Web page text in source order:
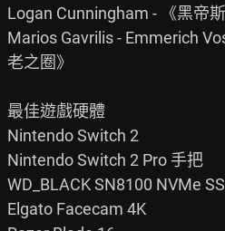
Logan Cunningham - 《黑帝斯
Marios Gavrilis - Emmerich
老之圈》
最佳遊戲硬體
Nintendo Switch 2
Nintendo Switch 2 Pro 手把
WD_BLACK SN8100 NVMe
Elgato Facecam 4K